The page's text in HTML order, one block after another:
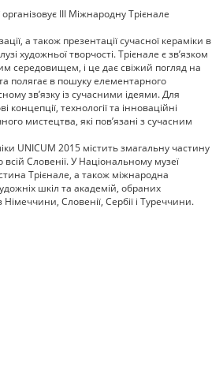
III Міжнародну Трієнале
а також презентації сучасної кераміки в
художньої творчості. Трієнале є зв’язком
середовищем, і це дає свіжий погляд на
полягає в пошуку елементарного
зв’язку із сучасними ідеями. Для
технології та інноваційні
мистецтва, які пов’язані з сучасним
UNICUM 2015 містить змагальну частину
всій Словенії. У Національному музеї
Трієнале, а також міжнародна
шкіл та академій, обраних
Словенії, Сербії і Туреччини.